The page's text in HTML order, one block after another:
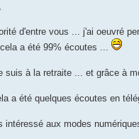
d'entre vous ... j'ai oeuvré
a été 99% écoutes ...
suis à la retraite ... et grâce à
a été quelques écoutes en
intéressé aux modes